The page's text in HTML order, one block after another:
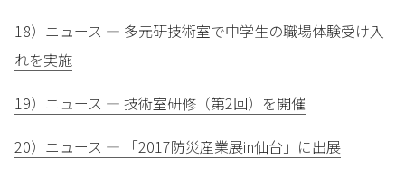
18）ニュース — 多元研技術室で中学生の職場体験受け入
れを実施
19）ニュース — 技術室研修（第2回）を開催
20）ニュース — 「2017防災産業展in仙台」に出展